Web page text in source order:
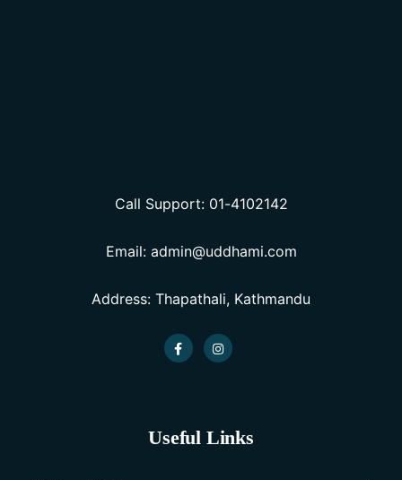
Call Support: 01-4102142
Email: admin@uddhami.com
Address: Thapathali, Kathmandu
Useful Links